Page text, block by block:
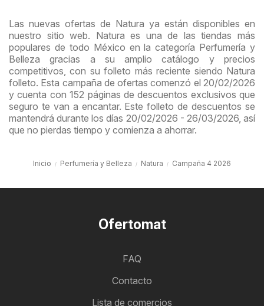
Las nuevas ofertas de Natura ya están disponibles en
nuestro sitio web. Natura es una de las tiendas más
populares de todo México en la categoría Perfumería y
Belleza gracias a su amplio catálogo y precios
competitivos, con su folleto más reciente siendo Natura
folleto. Esta campaña de ofertas comenzó el 20/02/2026
y cuenta con 152 páginas de descuentos exclusivos que
seguro te van a encantar. Este folleto de descuentos se
mantendrá durante los días 20/02/2026 - 26/03/2026, así
que no pierdas tiempo y comienza a ahorrar.
Inicio Perfumería y Belleza Natura Campaña 4 2026
Ofertomat
FAQ
Contacto
Lista de comercios